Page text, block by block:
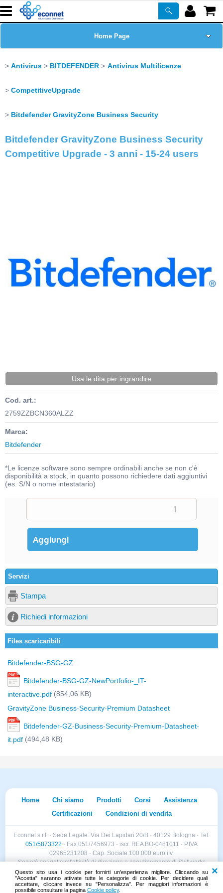
Questo sito usa i cookie per fornirti un'esperienza migliore. Cliccando su
"Accetta" saranno attivate tutte le categorie di cookie. Per decidere quali
accettare, cliccare invece su "Personalizza". Per maggiori informazioni è
possibile consultare la pagina Cookie policy.
Home Page
Corsi
ASSISTENZA
Antivirus BITDEFENDER Antivirus Multilicenze
CompetitiveUpgrade
Bitdefender GravityZone Business Security
Bitdefender GravityZone Business Security
Competitive Upgrade - 3 anni - 15-24 users
Usa le dita per ingrandire
Cod. art.:
2759ZZBCN360ALZZ
Marca:
Bitdefender
*Le licenze software sono sempre ordinabili anche se non c'è
disponibilità a stock, in quanto possono richiedere dati aggiuntivi
(es. S/N o nome intestatario)
Servizi
Stampa
Richiedi informazioni
Files scaricaribili
Bitdefender-BSG-GZ
Bitdefender-BSG-GZ-NewPortfolio-_IT-
interactive.pdf (854,06 KB)
GravityZone Business-Security-Premium Datasheet
Bitdefender-GZ-Business-Security-Premium-Datasheet-
it.pdf (494,48 KB)
Home Chi siamo Prodotti Corsi
Assistenza
Certificazioni
Condizioni di vendita
Econnet s.r.l. · Sede Legale: Via Dei Lapidari 20/B · 40129 Bologna · Tel.
051/5873322 · Fax 051/7456973 · iscr. REA BO-0481011 · P.IVA
02965231208 · Cap. Sociale 100.000 euro i.v.
Società soggetta all'attività di direzione e coordinamento di Skillworks
Holding s.r.l. · Sede Legale: Via Vittorio Emanuele II 28 · Roncadelle (BS)
- C.F. 04151440981